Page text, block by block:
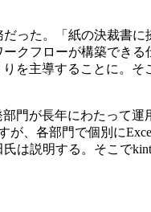
った。「紙の決裁書
クフローが構築でき
を主導することに。
門が長年にわたって
が、 各部門で個別に
は説明する。そこで